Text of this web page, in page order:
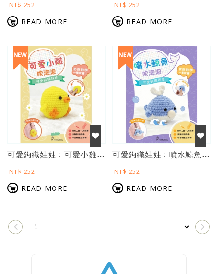
NT$ 252
READ MORE
NT$ 252
READ MORE
可愛鉤織娃娃：可愛小雞吹泡泡（附鑰匙圈）
NT$ 252
READ MORE
可愛鉤織娃娃：噴水鯨魚吹泡泡（附鑰匙圈）
NT$ 252
READ MORE